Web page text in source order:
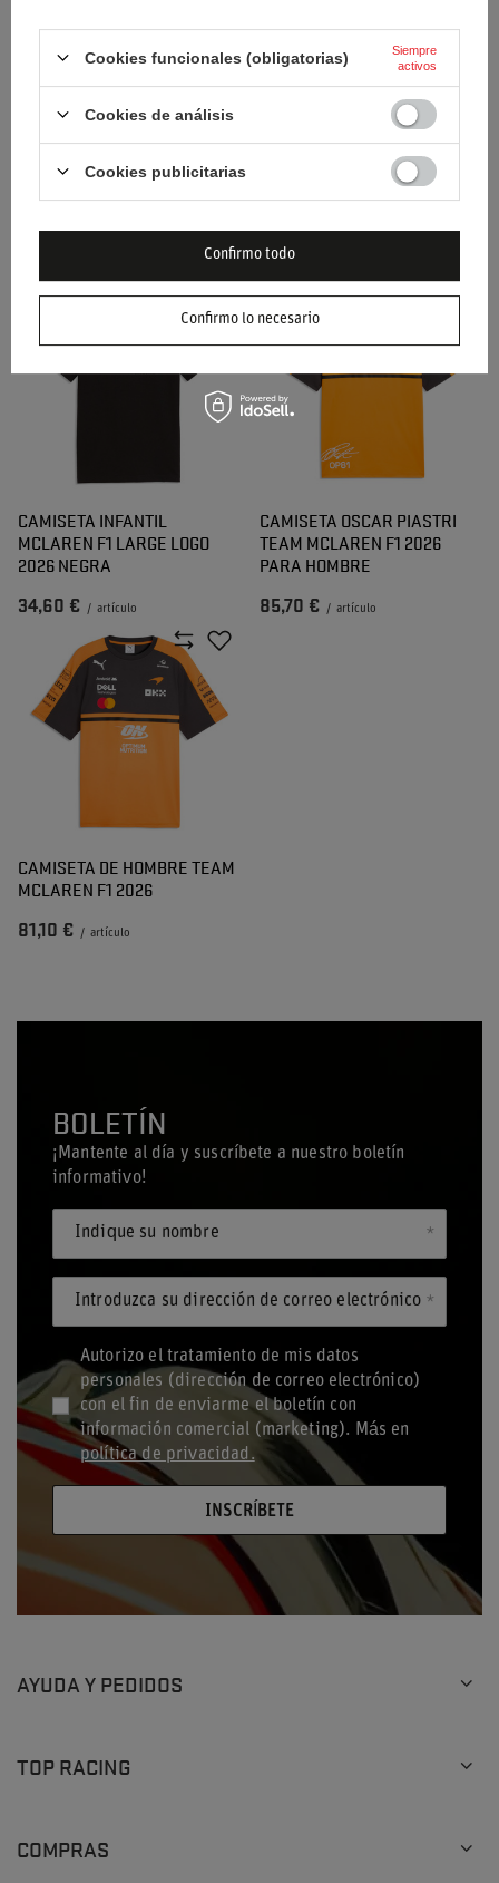
CAMISETA INFANTIL
MCLAREN F1 SMALL LOGO
CAMISETA INFANTIL
MCLAREN F1 LARGE LOGO
34,60 €
CAMISETA INFANTIL
MCLAREN F1 LARGE LOGO
2026 NEGRA
34,60 € / artículo
CAMISETA OSCAR PIASTRI
TEAM MCLAREN F1 2026
PARA HOMBRE
85,70 € / artículo
CAMISETA DE HOMBRE TEAM
MCLAREN F1 2026
81,10 € / artículo
BOLETÍN
¡Mantente al día y suscríbete a nuestro boletín
informativo!
Indique su nombre
Introduzca su dirección de correo electrónico
Autorizo el tratamiento de mis datos
personales (dirección de correo electrónico)
con el fin de enviarme el boletín con
información comercial (marketing). Más en
política de privacidad.
INSCRÍBETE
AYUDA Y PEDIDOS
TOP RACING
COMPRAS
Cookies funcionales (obligatorias)
Siempre
activos
Cookies de análisis
Cookies publicitarias
Confirmo lo necesario
Confirmo todo